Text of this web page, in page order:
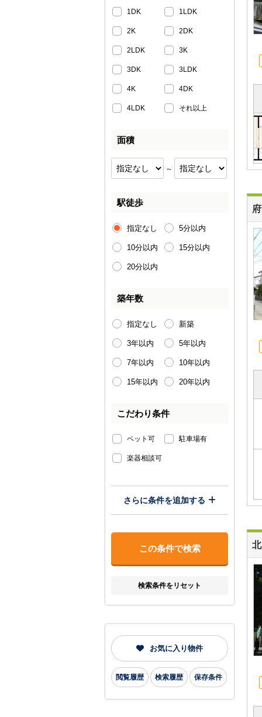
1DK 1LDK
2K 2DK
2LDK 3K
3DK 3LDK
4K 4DK
4LDK それ以上
面積
～
駅徒歩
指定なし 5分以内
10分以内 15分以内
20分以内
築年数
指定なし 新築
3年以内 5年以内
7年以内 10年以内
15年以内 20年以内
こだわり条件
ペット可 駐車場有
楽器相談可
さらに条件を追加する
検索条件をリセット
お気に入り物件
閲覧履歴 検索履歴 保存条件